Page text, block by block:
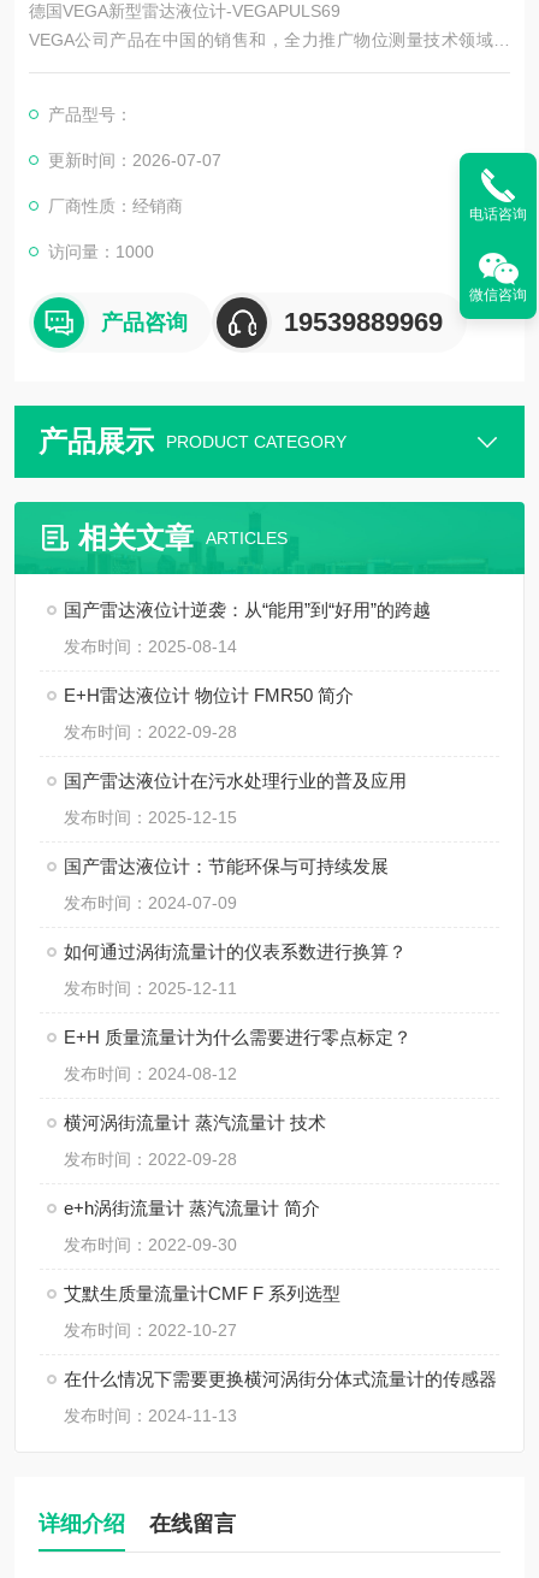
德国VEGA新型雷达液位计-VEGAPULS69
VEGA公司产品在中国的销售和，全力推广物位测量技术领域的
成果应用于各领域，为用户提供咨询、培训和服务。
等。
产品型号：
更新时间：2026-07-07
厂商性质：经销商
访问量：1000
产品咨询 19539889969
产品展示 PRODUCT CATEGORY
相关文章 ARTICLES
国产雷达液位计逆袭：从“能用”到“好用”的跨越
发布时间：2025-08-14
E+H雷达液位计 物位计 FMR50 简介
发布时间：2022-09-28
国产雷达液位计在污水处理行业的普及应用
发布时间：2025-12-15
国产雷达液位计：节能环保与可持续发展
发布时间：2024-07-09
如何通过涡街流量计的仪表系数进行换算？
发布时间：2025-12-11
E+H 质量流量计为什么需要进行零点标定？
发布时间：2024-08-12
横河涡街流量计 蒸汽流量计 技术
发布时间：2022-09-28
e+h涡街流量计 蒸汽流量计 简介
发布时间：2022-09-30
艾默生质量流量计CMF F 系列选型
发布时间：2022-10-27
在什么情况下需要更换横河涡街分体式流量计的传感器
发布时间：2024-11-13
详细介绍 在线留言
电话咨询
微信咨询